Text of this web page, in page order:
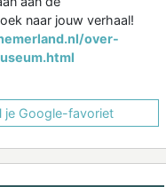
naar jouw verhaal!
over-
je Google-favoriet